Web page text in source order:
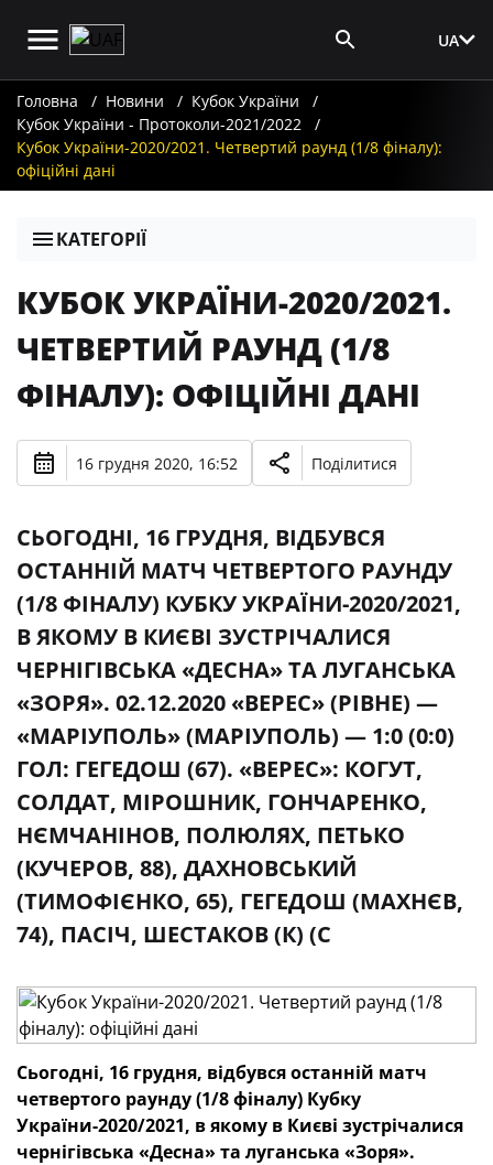
UA
Головна Новини
Кубок України
Кубок України - Протоколи-2021/2022
Кубок України-2020/2021. Четвертий раунд (1/8 фіналу):
офіційні дані
КАТЕГОРІЇ
КУБОК УКРАЇНИ-2020/2021.
ЧЕТВЕРТИЙ РАУНД (1/8
ФІНАЛУ): ОФІЦІЙНІ ДАНІ
16 грудня 2020, 16:52 Поділитися
СЬОГОДНІ, 16 ГРУДНЯ, ВІДБУВСЯ
ОСТАННІЙ МАТЧ ЧЕТВЕРТОГО РАУНДУ
(1/8 ФІНАЛУ) КУБКУ УКРАЇНИ-2020/2021,
В ЯКОМУ В КИЄВІ ЗУСТРІЧАЛИСЯ
ЧЕРНІГІВСЬКА «ДЕСНА» ТА ЛУГАНСЬКА
«ЗОРЯ». 02.12.2020 «ВЕРЕС» (РІВНЕ) —
«МАРІУПОЛЬ» (МАРІУПОЛЬ) — 1:0 (0:0)
ГОЛ: ГЕГЕДОШ (67). «ВЕРЕС»: КОГУТ,
СОЛДАТ, МІРОШНИК, ГОНЧАРЕНКО,
НЄМЧАНІНОВ, ПОЛЮЛЯХ, ПЕТЬКО
(КУЧЕРОВ, 88), ДАХНОВСЬКИЙ
(ТИМОФІЄНКО, 65), ГЕГЕДОШ (МАХНЄВ,
74), ПАСІЧ, ШЕСТАКОВ (К) (С
Сьогодні, 16 грудня, відбувся останній матч
четвертого раунду (1/8 фіналу) Кубку
України-2020/2021, в якому в Києві зустрічалися
чернігівська «Десна» та луганська «Зоря».